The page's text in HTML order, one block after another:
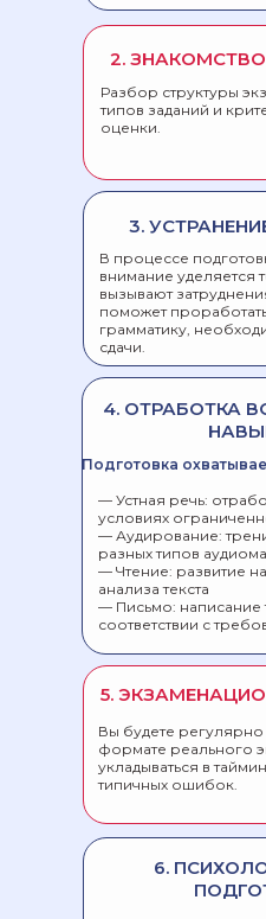
2.
Разбор структуры
типов заданий и
оценки.
3.
В процессе
внимание уделяется
вызывают
поможет
грамматику,
сдачи.
5.
Вы будете регулярно
формате реального
укладываться в
типичных ошибок.
Подготовка
4. ОТРАБОТКА
— Устная речь:
условиях
— Аудирование:
разных типов
— Чтение: развитие
анализа текста
— Письмо: написание
соответствии с
6.
преподавания
преподаватель и
УТЯГАНОВА
АДЕЛИНА
Казанский
ОПЫТНЫЕ
НА